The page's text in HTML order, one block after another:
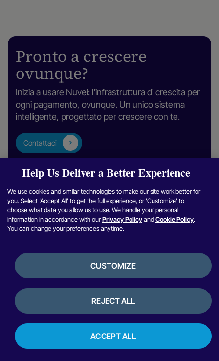
Pronto a crescere
ovunque?
Inizia a usare Nuvei: l'infrastruttura di crescita per
ogni pagamento, ovunque. Un unico sistema
intelligente, progettato per crescere con te.
Contattaci
Homepage
unico sistema intelligente progettato per crescere con te.
Seguici per gli ultimi aggiornamenti
SOLUZIONI
Pagamenti in entrata
Pagamenti in uscita
CASI D'USO
Ospitalità
PROGRAMMATORI
Help Us Deliver a Better Experience
We use cookies and similar technologies to make our site work better for
you. Select 'Accept All' to get the full experience, or 'Customize' to
choose what data you allow us to use. We handle your personal
information in accordance with ourPrivacy PolicyandCookie Policy.
You can change your preferences anytime.
CUSTOMIZE
REJECT ALL
ACCEPT ALL